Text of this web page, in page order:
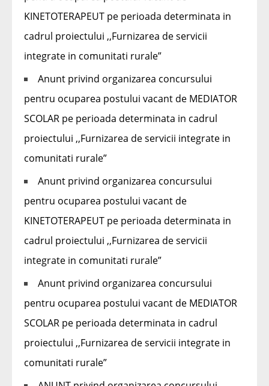
KINETOTERAPEUT pe perioada determinata in
cadrul proiectului ,,Furnizarea de servicii
integrate in comunitati rurale”
Anunt privind organizarea concursului
pentru ocuparea postului vacant de MEDIATOR
SCOLAR pe perioada determinata in cadrul
proiectului ,,Furnizarea de servicii integrate in
comunitati rurale”
Anunt privind organizarea concursului
pentru ocuparea postului vacant de
KINETOTERAPEUT pe perioada determinata in
cadrul proiectului ,,Furnizarea de servicii
integrate in comunitati rurale”
Anunt privind organizarea concursului
pentru ocuparea postului vacant de MEDIATOR
SCOLAR pe perioada determinata in cadrul
proiectului ,,Furnizarea de servicii integrate in
comunitati rurale”